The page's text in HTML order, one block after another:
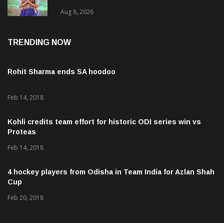
Aug 8, 2026
TRENDING NOW
Rohit Sharma ends SA hoodoo
Feb 14, 2018
Kohli credits team effort for historic ODI series win vs
Proteas
Feb 14, 2018
4 hockey players from Odisha in Team India for Azlan Shah
Cup
Feb 20, 2018